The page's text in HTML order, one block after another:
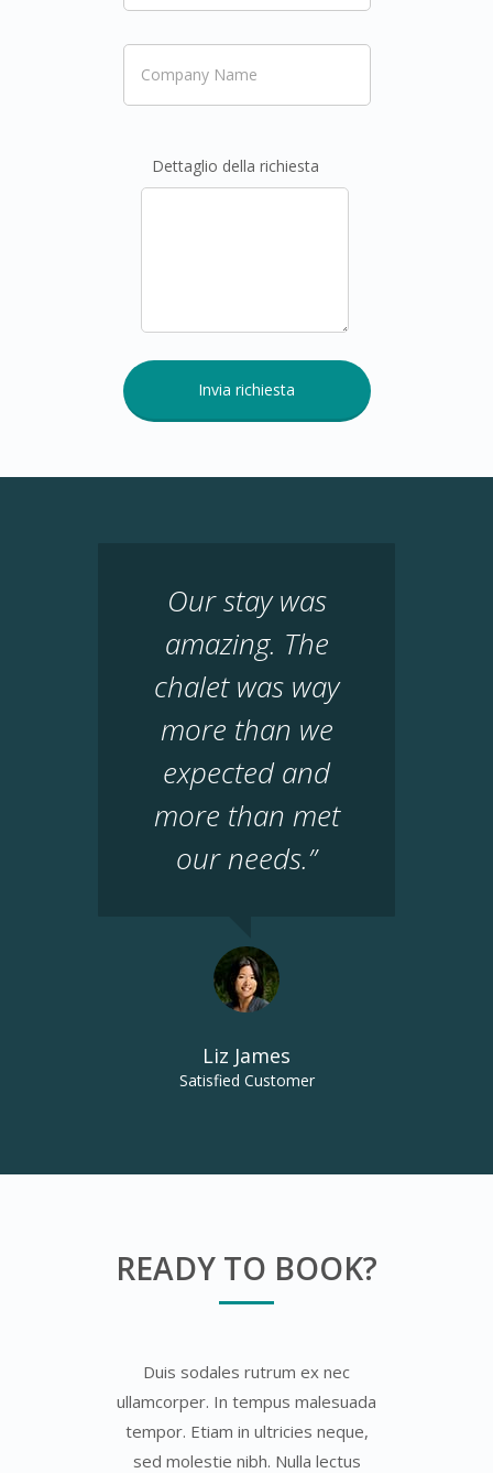
Dettaglio della richiesta
Our stay was
amazing. The
chalet was way
more than we
expected and
more than met
our needs.”
Liz James
Satisfied Customer
READY TO BOOK?
Duis sodales rutrum ex nec
ullamcorper. In tempus malesuada
tempor. Etiam in ultricies neque,
sed molestie nibh. Nulla lectus